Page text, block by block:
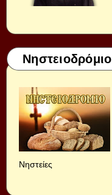
Νηστειοδρόμιο
Νηστείες